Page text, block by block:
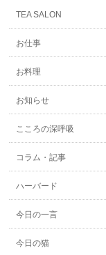
TEA SALON
お仕事
お料理
お知らせ
こころの深呼吸
コラム・記事
ハーバード
今日の一言
今日の猫